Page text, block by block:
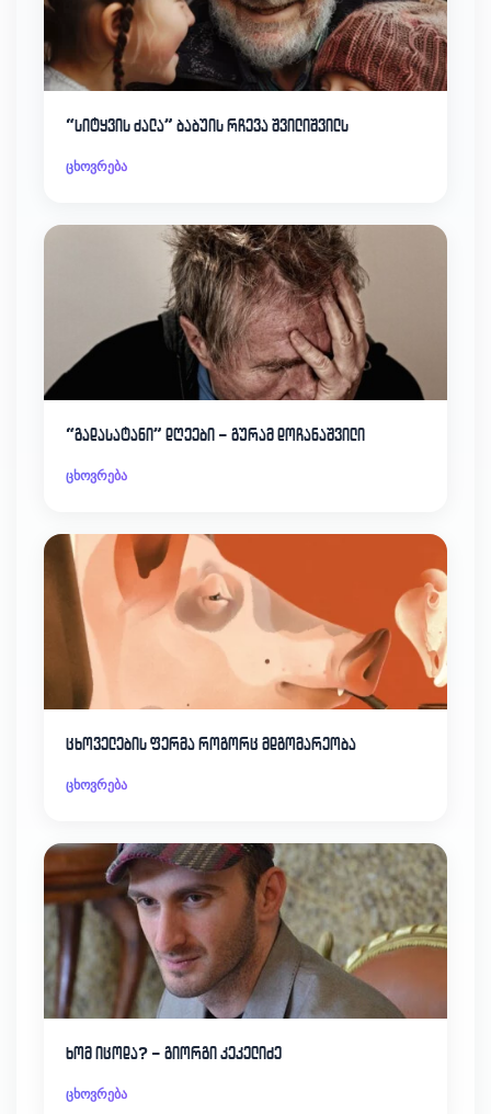
“სიტყვის ძალა” ბაბუის რჩევა შვილიშვილს
ცხოვრება
“გადასატანი” დღეები – გურამ დოჩანაშვილი
ცხოვრება
ცხოველების ფერმა როგორც მდგომარეობა
ცხოვრება
ხომ იცოდა? – გიორგი კეკელიძე
ცხოვრება